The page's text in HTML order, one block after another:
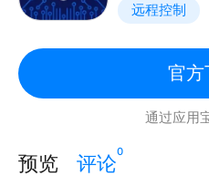
远程控制
官方
通过应用
预览 评论0